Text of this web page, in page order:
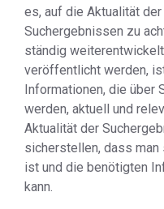
es, auf die Aktualität
Suchergebnissen zu
ständig
veröffentlicht werden,
Informationen, die über
werden, aktuell und
Aktualität der
sicherstellen, dass
ist und die benötigten
kann.